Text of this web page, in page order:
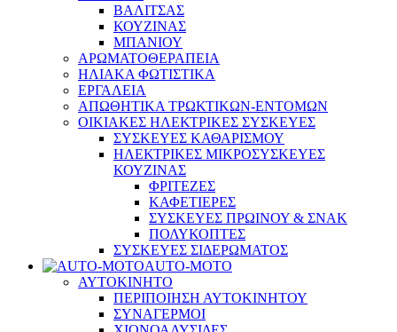
ΒΑΛΙΤΣΑΣ
ΚΟΥΖΙΝΑΣ
ΜΠΑΝΙΟΥ
ΑΡΩΜΑΤΟΘΕΡΑΠΕΙΑ
ΗΛΙΑΚΑ ΦΩΤΙΣΤΙΚΑ
ΕΡΓΑΛΕΙΑ
ΑΠΩΘΗΤΙΚΑ ΤΡΩΚΤΙΚΩΝ-ΕΝΤΟΜΩΝ
ΟΙΚΙΑΚΕΣ ΗΛΕΚΤΡΙΚΕΣ ΣΥΣΚΕΥΕΣ
ΣΥΣΚΕΥΕΣ ΚΑΘΑΡΙΣΜΟΥ
ΗΛΕΚΤΡΙΚΕΣ ΜΙΚΡΟΣΥΣΚΕΥΕΣ
ΚΟΥΖΙΝΑΣ
ΦΡΙΤΕΖΕΣ
ΚΑΦΕΤΙΕΡΕΣ
ΣΥΣΚΕΥΕΣ ΠΡΩΙΝΟΥ & ΣΝΑΚ
ΠΟΛΥΚΟΠΤΕΣ
ΣΥΣΚΕΥΕΣ ΣΙΔΕΡΩΜΑΤΟΣ
AUTO-MOTO
ΑΥΤΟΚΙΝΗΤΟ
ΠΕΡΙΠΟΙΗΣΗ ΑΥΤΟΚΙΝΗΤΟΥ
ΣΥΝΑΓΕΡΜΟΙ